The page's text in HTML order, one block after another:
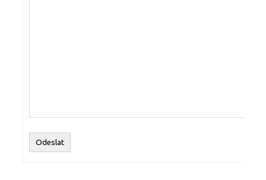
Odeslat